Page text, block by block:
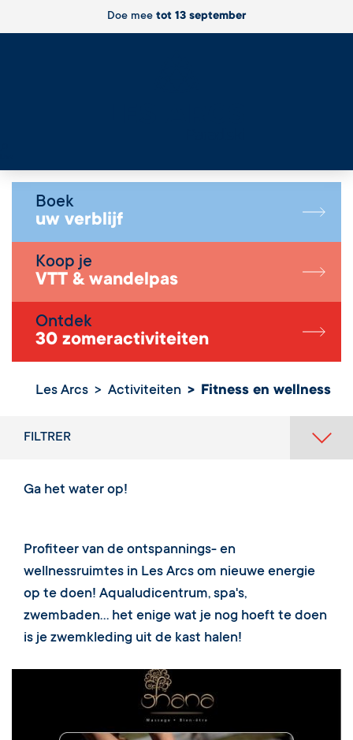
Doe mee tot 13 september
Boek
uw verblijf
Koop je
VTT & wandelpas
Ontdek
30 zomeractiviteiten
Les Arcs Activiteiten Fitness en wellness
FILTRER
Ga het water op!
Profiteer van de ontspannings- en
wellnessruimtes in Les Arcs om nieuwe energie
op te doen! Aqualudicentrum, spa's,
zwembaden... het enige wat je nog hoeft te doen
is je zwemkleding uit de kast halen!